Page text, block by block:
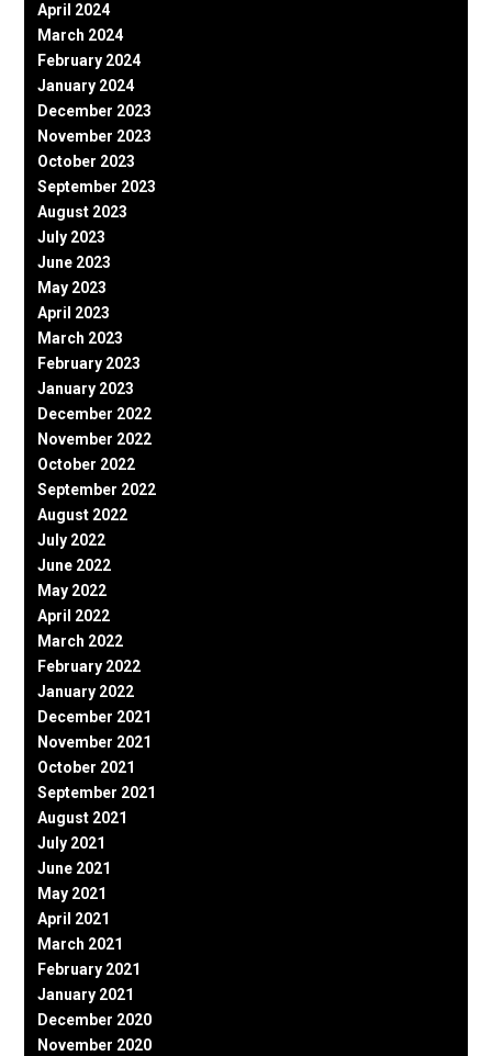
April 2024
March 2024
February 2024
January 2024
December 2023
November 2023
October 2023
September 2023
August 2023
July 2023
June 2023
May 2023
April 2023
March 2023
February 2023
January 2023
December 2022
November 2022
October 2022
September 2022
August 2022
July 2022
June 2022
May 2022
April 2022
March 2022
February 2022
January 2022
December 2021
November 2021
October 2021
September 2021
August 2021
July 2021
June 2021
May 2021
April 2021
March 2021
February 2021
January 2021
December 2020
November 2020